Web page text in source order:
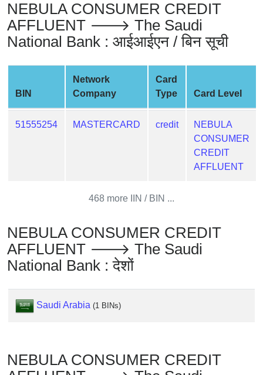
Generate
Credit
Card
BIN
Card
Checker
Service
?
IP
Lookup
BIN
Checker
NEBULA CONSUMER CREDIT
AFFLUENT 🡒 The Saudi
National Bank : आईआईएन / बिन सूची
BIN
Network
Company
Card
Type
Card Level
51555254 MASTERCARD credit
NEBULA
CONSUMER
CREDIT
AFFLUENT
468 more IIN / BIN ...
NEBULA CONSUMER CREDIT
AFFLUENT 🡒 The Saudi
National Bank : देशों
Saudi Arabia (1 BINs)
NEBULA CONSUMER CREDIT